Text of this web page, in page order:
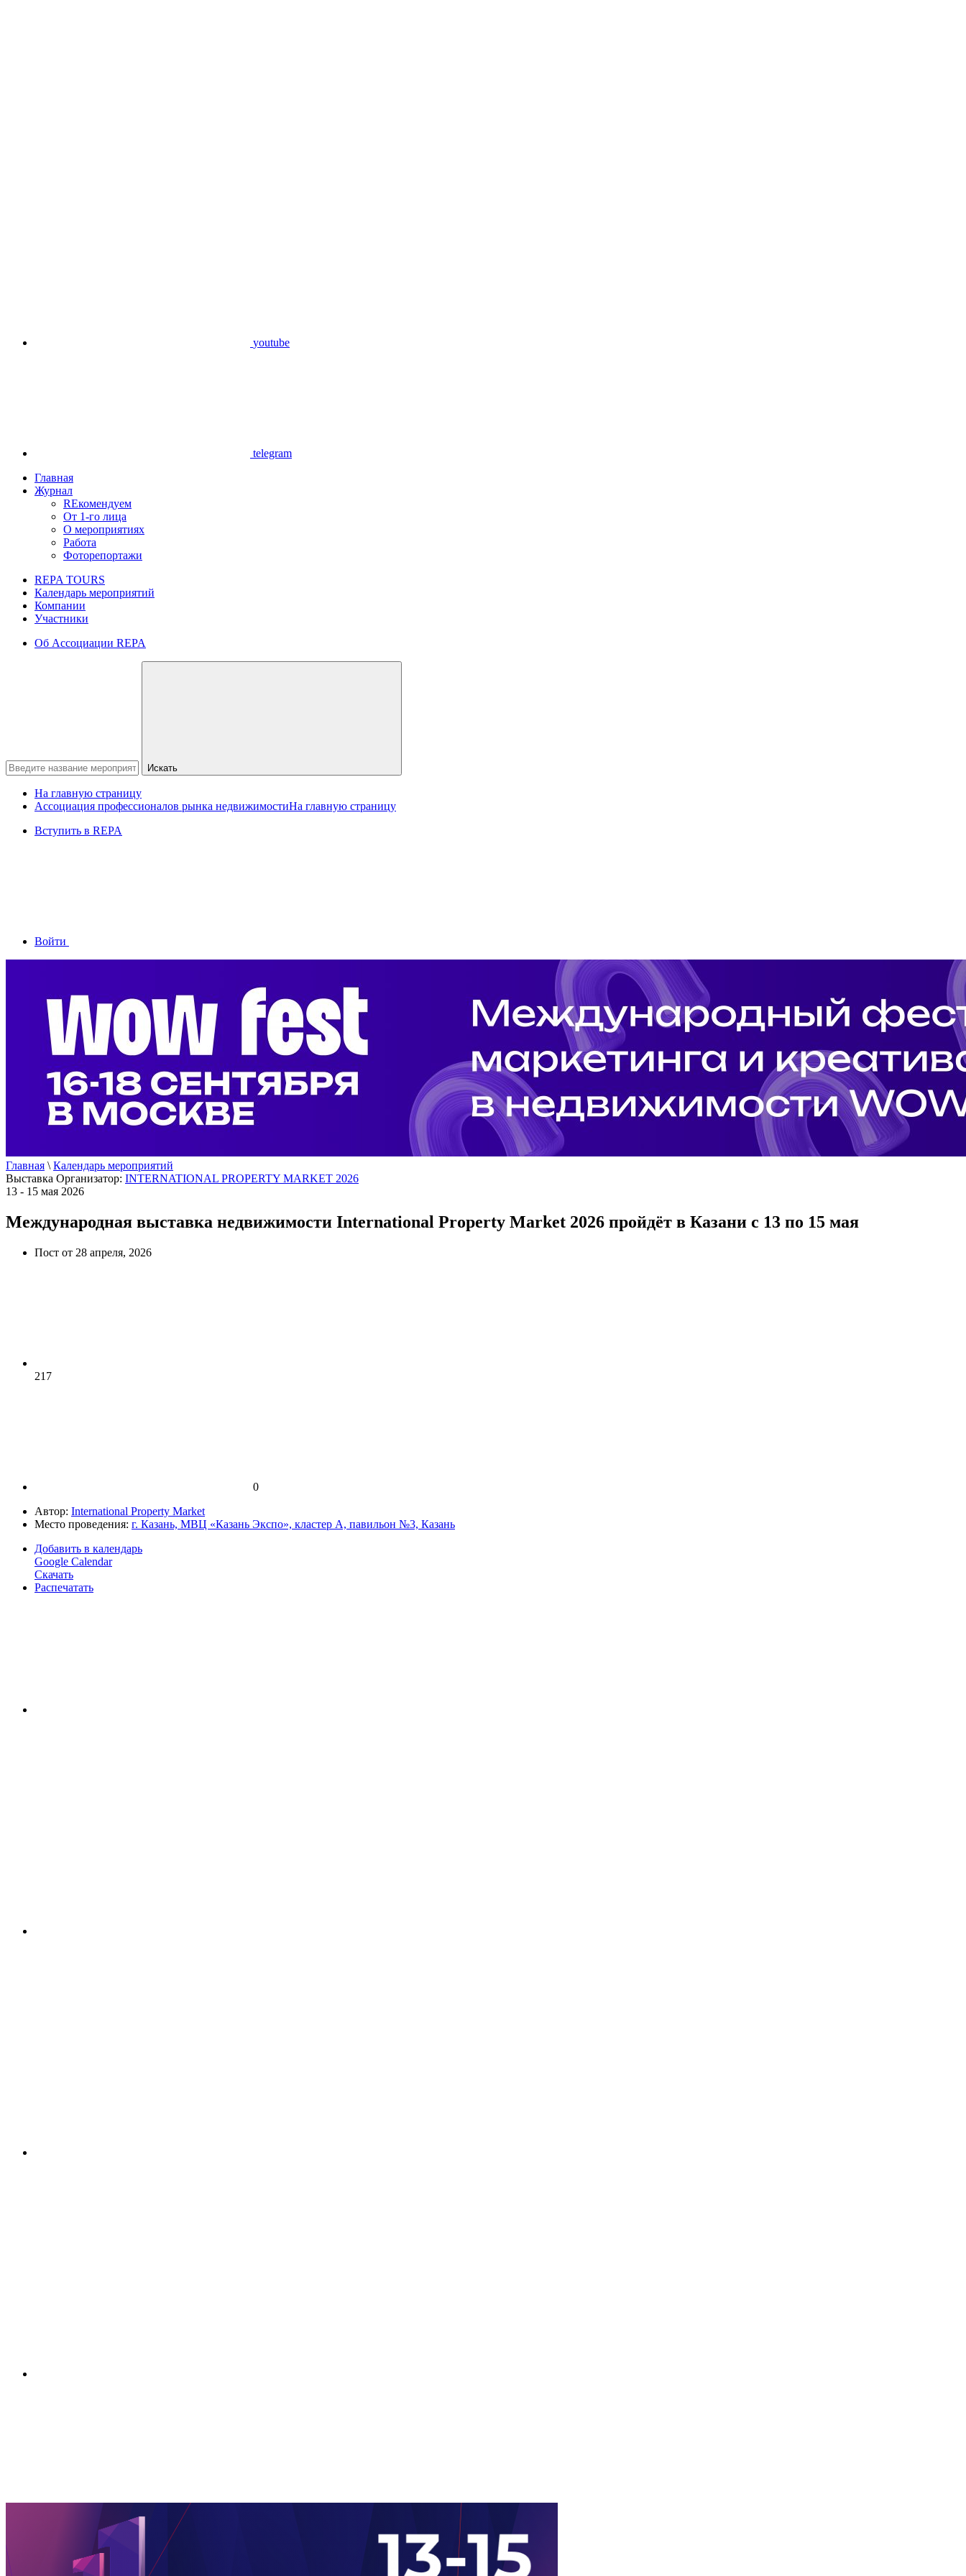
youtube
telegram
Главная
Журнал
REкомендуем
От 1-го лица
О мероприятиях
Работа
Фоторепортажи
REPA TOURS
Календарь мероприятий
Компании
Участники
Об Ассоциации REPA
Искать
На главную страницу
Ассоциация профессионалов рынка недвижимостиНа главную страницу
Вступить в REPA
Войти
Главная \ Календарь мероприятий
Выставка Организатор: INTERNATIONAL PROPERTY MARKET 2026
13 - 15 мая 2026
Международная выставка недвижимости International Property Market 2026 пройдёт в Казани с 13 по 15 мая
Пост от 28 апреля, 2026
217
0
Автор: International Property Market
Место проведения: г. Казань, МВЦ «Казань Экспо», кластер А, павильон №3, Казань
Добавить в календарь
Google Calendar
Скачать
Распечатать